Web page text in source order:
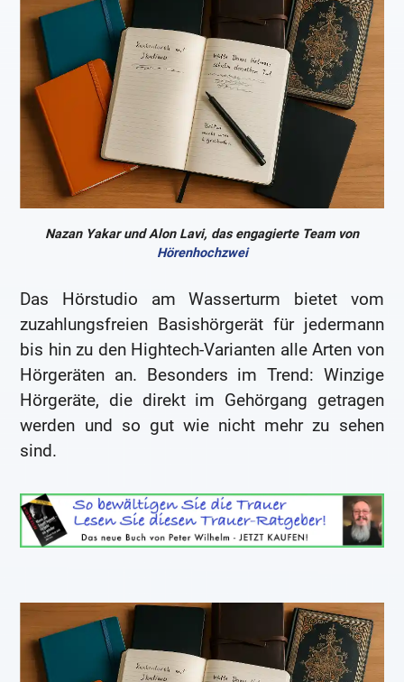
Nazan Yakar und Alon Lavi, das engagierte Team von
Hörenhochzwei
Das Hörstudio am Wasserturm bietet vom
zuzahlungsfreien Basishörgerät für jedermann
bis hin zu den Hightech-Varianten alle Arten von
Hörgeräten an. Besonders im Trend: Winzige
Hörgeräte, die direkt im Gehörgang getragen
werden und so gut wie nicht mehr zu sehen
sind.